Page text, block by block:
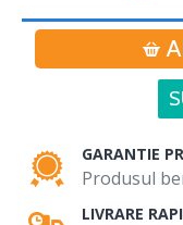
GARANTIE
Produsul
LIVRARE